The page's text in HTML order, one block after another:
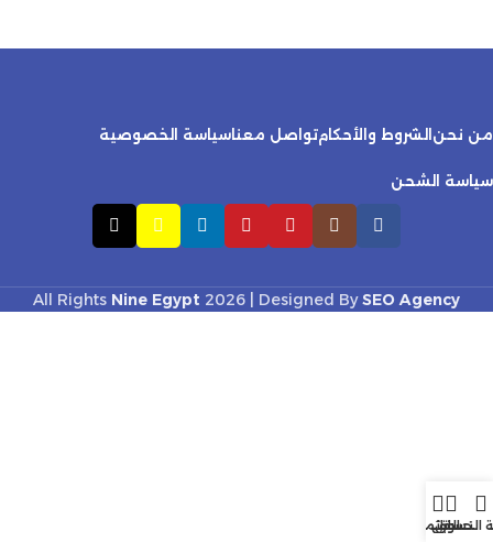
من نحن الشروط والأحكامتواصل معناسياسة الخصوصية
سياسة الشحن
All Rights Nine Egypt 2026 | Designed BySEO Agency
التسوق
حسابي
القائمة